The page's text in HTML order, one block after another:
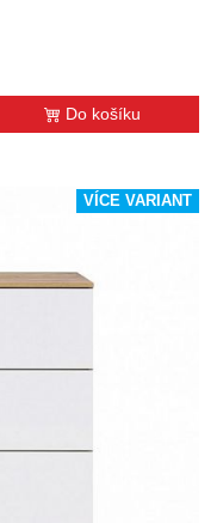
Do košíku
VÍCE VARIANT